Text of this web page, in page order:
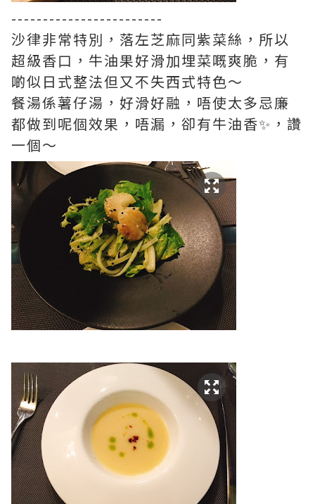
------------------------
沙律非常特別，落左芝麻同紫菜絲，所以
超級香口，牛油果好滑加埋菜嘅爽脆，有
啲似日式整法但又不失西式特色～
餐湯係薯仔湯，好滑好融，唔使太多忌廉
都做到呢個效果，唔漏，卻有牛油香✨，讚
一個～